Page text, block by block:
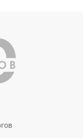
параметр —
такое.